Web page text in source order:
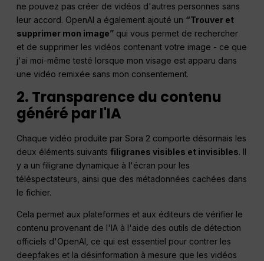
ne pouvez pas créer de vidéos d'autres personnes sans
leur accord. OpenAI a également ajouté un “Trouver et
supprimer mon image” qui vous permet de rechercher
et de supprimer les vidéos contenant votre image - ce que
j'ai moi-même testé lorsque mon visage est apparu dans
une vidéo remixée sans mon consentement.
2. Transparence du contenu
généré par l'IA
Chaque vidéo produite par Sora 2 comporte désormais les
deux éléments suivantsfiligranes visibles et invisibles. Il
y a un filigrane dynamique à l'écran pour les
téléspectateurs, ainsi que des métadonnées cachées dans
le fichier.
Cela permet aux plateformes et aux éditeurs de vérifier le
contenu provenant de l'IA à l'aide des outils de détection
officiels d'OpenAI, ce qui est essentiel pour contrer les
deepfakes et la désinformation à mesure que les vidéos